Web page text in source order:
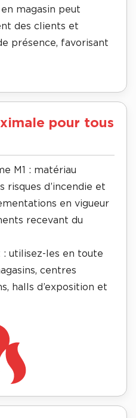
magasin peut
des clients et
présence, favorisant
pour tous
M1 : matériau
risques d’incendie et
en vigueur
recevant du
: utilisez-les en toute
centres
halls d’exposition et